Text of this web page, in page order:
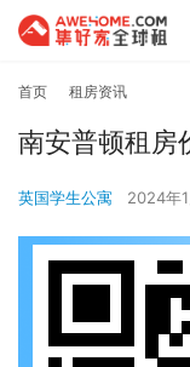
首页 租房资讯
南安普顿租房
英国学生公寓 2024年